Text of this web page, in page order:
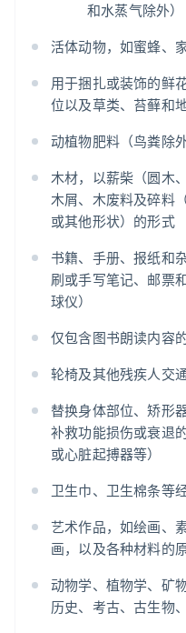
和水蒸气除外）
活体动物，如蜜蜂、
用于捆扎或装饰的鲜
位以及草类、苔藓和
动植物肥料（鸟粪除外
木材，以薪柴（圆木
木屑、木废料及碎料
或其他形状）的形式
书籍、手册、报纸和
刷或手写笔记、邮票
球仪）
仅包含图书朗读内容
轮椅及其他残疾人交
替换身体部位、矫形
补救功能损伤或衰退
或心脏起搏器等）
卫生巾、卫生棉条等
艺术作品，如绘画、
画，以及各种材料的
动物学、植物学、矿
历史、考古、古生物